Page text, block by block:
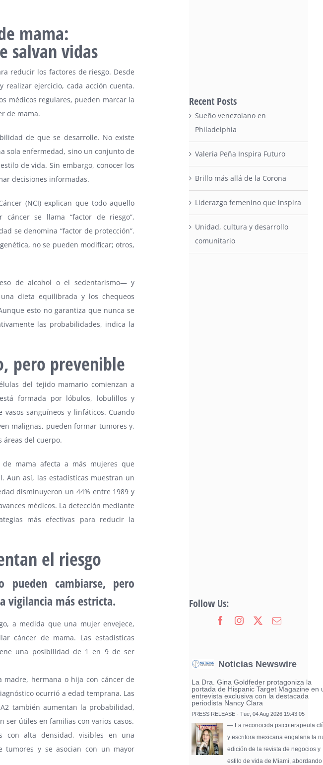
mama:
salvan vidas
reducir los factores de riesgo. Desde
ejercicio, cada acción cuenta.
médicos regulares, pueden marcar la
de mama.
de que se desarrolle. No existe
sola enfermedad, sino un conjunto de
de vida. Sin embargo, conocer los
decisiones informadas.
(NCI) explican que todo aquello
se llama “factor de riesgo”,
se denomina “factor de protección”.
no se pueden modificar; otros,
de alcohol o el sedentarismo— y
dieta equilibrada y los chequeos
esto no garantiza que nunca se
las probabilidades, indica la
pero prevenible
del tejido mamario comienzan a
formada por lóbulos, lobulillos y
sanguíneos y linfáticos. Cuando
malignas, pueden formar tumores y,
áreas del cuerpo.
mama afecta a más mujeres que
Aun así, las estadísticas muestran un
disminuyeron un 44% entre 1989 y
médicos. La detección mediante
más efectivas para reducir la
el riesgo
pueden cambiarse, pero
vigilancia más estricta.
a medida que una mujer envejece,
cáncer de mama. Las estadísticas
una posibilidad de 1 en 9 de ser
madre, hermana o hija con cáncer de
ocurrió a edad temprana. Las
también aumentan la probabilidad,
ser útiles en familias con varios casos.
con alta densidad, visibles en una
tumores y se asocian con un mayor
Recent Posts
Sueño venezolano en
Philadelphia
Valeria Peña Inspira Futuro
Brillo más allá de la Corona
Liderazgo femenino que inspira
Unidad, cultura y desarrollo
comunitario
Follow Us:
Noticias Newswire
La Dra. Gina Goldfeder protagoniza la
portada de Hispanic Target Magazine en
entrevista exclusiva con la destacada
periodista Nancy Clara
PRESS RELEASE - Tue, 04 Aug 2026 19:43:05
— La reconocida psicoterapeuta
y escritora mexicana engalana la
edición de la revista de negocios y
estilo de vida de Miami,